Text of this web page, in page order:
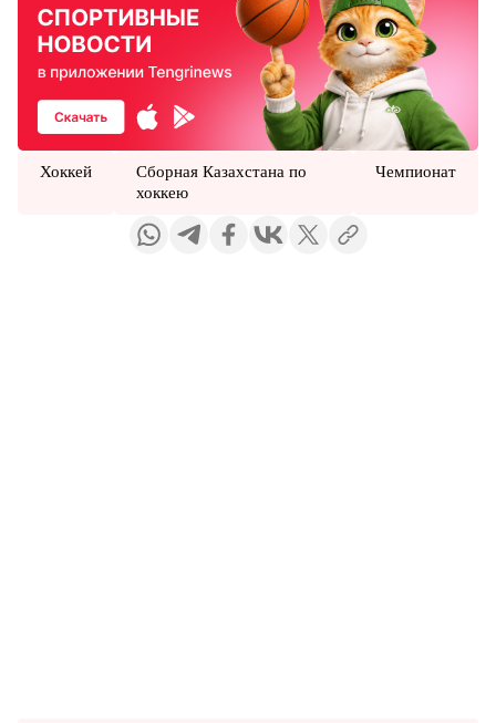
Хоккей
Сборная Казахстана по
хоккею
Чемпионат